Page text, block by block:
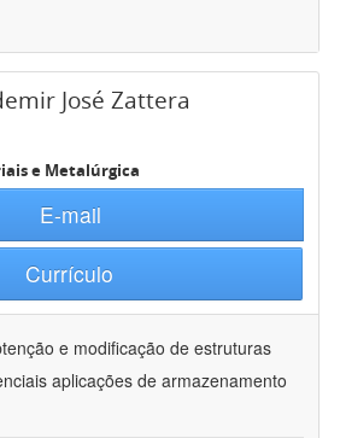
José Zattera
e Metalúrgica
E-mail
Currículo
e modificação de estruturas
aplicações de armazenamento